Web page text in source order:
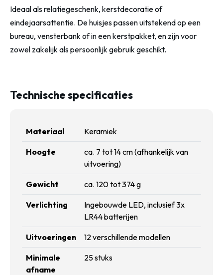
Ideaal als relatiegeschenk, kerstdecoratie of
eindejaarsattentie. De huisjes passen uitstekend op een
bureau, vensterbank of in een kerstpakket, en zijn voor
zowel zakelijk als persoonlijk gebruik geschikt.
Technische specificaties
Materiaal Keramiek
Hoogte
ca. 7 tot 14 cm (afhankelijk van
uitvoering)
Gewicht ca. 120 tot 374 g
Verlichting
Ingebouwde LED, inclusief 3x
LR44 batterijen
Uitvoeringen 12 verschillende modellen
Minimale
afname
25 stuks